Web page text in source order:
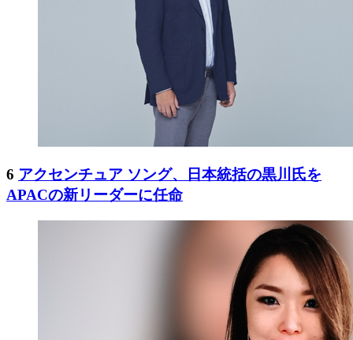
6 アクセンチュア ソング、日本統括の黒川氏を
APACの新リーダーに任命